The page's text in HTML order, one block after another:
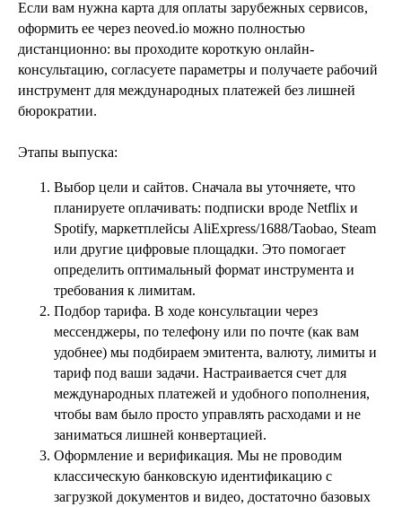
Если вам нужна карта для оплаты зарубежных сервисов,
оформить ее через neoved.io можно полностью
дистанционно: вы проходите короткую онлайн-
консультацию, согласуете параметры и получаете рабочий
инструмент для международных платежей без лишней
бюрократии.
Этапы выпуска:
Выбор цели и сайтов. Сначала вы уточняете, что
планируете оплачивать: подписки вроде Netflix и
Spotify, маркетплейсы AliExpress/1688/Taobao, Steam
или другие цифровые площадки. Это помогает
определить оптимальный формат инструмента и
требования к лимитам.
Подбор тарифа. В ходе консультации через
мессенджеры, по телефону или по почте (как вам
удобнее) мы подбираем эмитента, валюту, лимиты и
тариф под ваши задачи. Настраивается счет для
международных платежей и удобного пополнения,
чтобы вам было просто управлять расходами и не
заниматься лишней конвертацией.
Оформление и верификация. Мы не проводим
классическую банковскую идентификацию с
загрузкой документов и видео, достаточно базовых